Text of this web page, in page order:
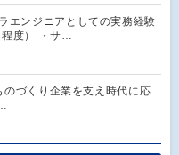
エンジニアとしての実務経験
程度） ・サ…
づくり企業を支え時代に応